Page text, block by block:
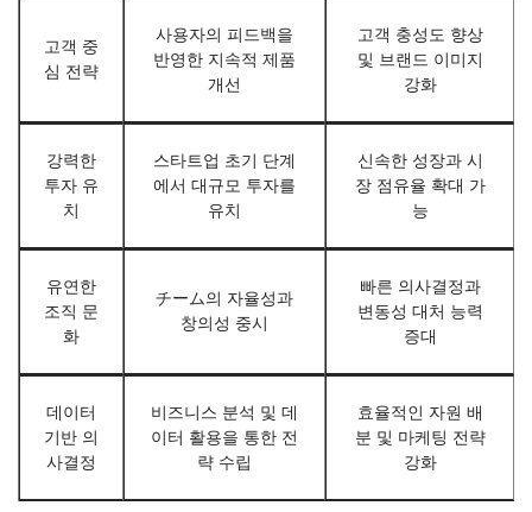
고객 중
심 전략
사용자의 피드백을
반영한 지속적 제품
개선
고객 충성도 향상
및 브랜드 이미지
강화
강력한
투자 유
치
스타트업 초기 단계
에서 대규모 투자를
유치
신속한 성장과 시
장 점유율 확대 가
능
유연한
조직 문
화
チーム의 자율성과
창의성 중시
빠른 의사결정과
변동성 대처 능력
증대
데이터
기반 의
사결정
비즈니스 분석 및 데
이터 활용을 통한 전
략 수립
효율적인 자원 배
분 및 마케팅 전략
강화